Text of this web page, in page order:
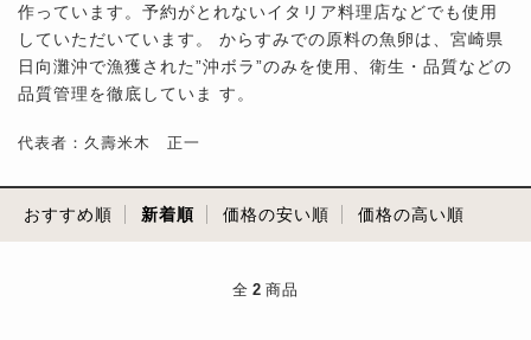
作っています。予約がとれないイタリア料理店などでも使用
していただいています。 からすみでの原料の魚卵は、宮崎県
日向灘沖で漁獲された”沖ボラ”のみを使用、衛生・品質などの
品質管理を徹底していま す。
代表者：久壽米木 正一
おすすめ順 新着順 価格の安い順 価格の高い順
全 2 商品